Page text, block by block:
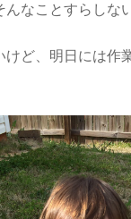
んなことすらしな
けど、明日には作